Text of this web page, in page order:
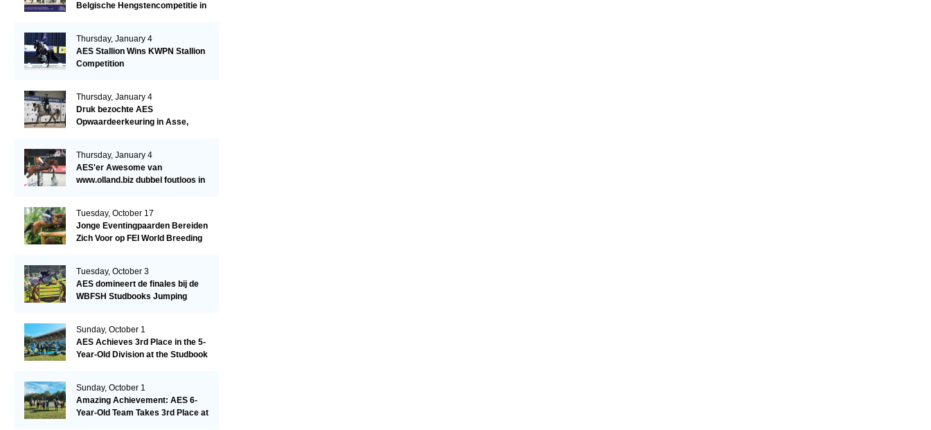
Belgische Hengstencompetitie in
Thursday, January 4
AES Stallion Wins KWPN Stallion
Competition
Thursday, January 4
Druk bezochte AES
Opwaardeerkeuring in Asse,
Thursday, January 4
AES'er Awesome van
www.olland.biz dubbel foutloos in
Tuesday, October 17
Jonge Eventingpaarden Bereiden
Zich Voor op FEI World Breeding
Tuesday, October 3
AES domineert de finales bij de
WBFSH Studbooks Jumping
Sunday, October 1
AES Achieves 3rd Place in the 5-
Year-Old Division at the Studbook
Sunday, October 1
Amazing Achievement: AES 6-
Year-Old Team Takes 3rd Place at